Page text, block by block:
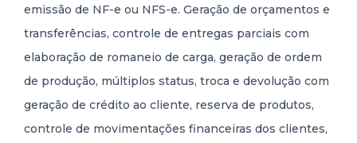
emissão de NF-e ou NFS-e. Geração de orçamentos e
transferências, controle de entregas parciais com
elaboração de romaneio de carga, geração de ordem
de produção, múltiplos status, troca e devolução com
geração de crédito ao cliente, reserva de produtos,
controle de movimentações financeiras dos clientes,